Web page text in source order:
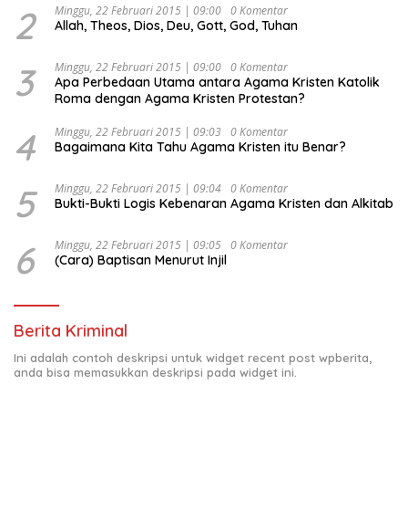
Ekonomi Politik Indonesia) & Simposium Nasional
“Urgensi Undang-Undang Perekonomian Nasional dan
Indonesia Emas 2045”,
2 Minggu, 22 Februari 2015 | 09:00 0 Komentar
Allah, Theos, Dios, Deu, Gott, God, Tuhan
3 Minggu, 22 Februari 2015 | 09:00 0 Komentar
Apa Perbedaan Utama antara Agama Kristen Katolik
Roma dengan Agama Kristen Protestan?
4 Minggu, 22 Februari 2015 | 09:03 0 Komentar
Bagaimana Kita Tahu Agama Kristen itu Benar?
5 Minggu, 22 Februari 2015 | 09:04 0 Komentar
Bukti-Bukti Logis Kebenaran Agama Kristen dan Alkitab
6 Minggu, 22 Februari 2015 | 09:05 0 Komentar
(Cara) Baptisan Menurut Injil
Berita Kriminal
Ini adalah contoh deskripsi untuk widget recent post wpberita,
anda bisa memasukkan deskripsi pada widget ini.